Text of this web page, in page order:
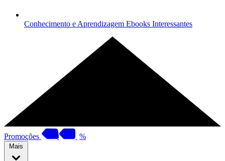
Conhecimento e Aprendizagem Ebooks Interessantes
Promoções %
Mais